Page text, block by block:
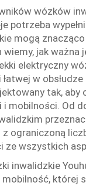
wózków
potrzeba
mogą
wiemy, jak
elektryczny
w
tak,
mobilności. Od
ograniczoną
ze wszystkich
inwalidzkie
której